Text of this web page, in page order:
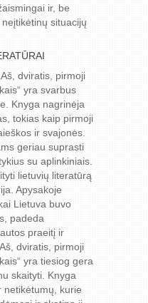
ir, be
situacijų
dviratis, pirmoji
yra svarbus
Knyga nagrinėja
tokias kaip pirmoji
ir svajonės.
geriau suprasti
su aplinkiniais.
lietuvių literatūrą
Apysakoje
Lietuva buvo
padeda
praeitį ir
dviratis, pirmoji
yra tiesiog gera
skaityti. Knyga
netikėtumų, kurie